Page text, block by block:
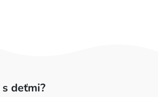
deťmi?